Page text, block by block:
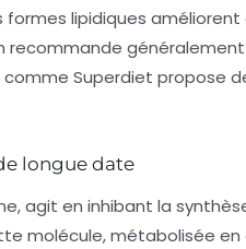
lipidiques
recommande
Superdiet propose
longue date
agit en inhibant la
molécule, métabolisée